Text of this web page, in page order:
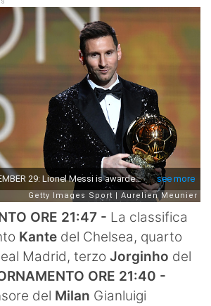
ORE 21:47 - La classifica
Kante del Chelsea, quarto
Madrid, terzo Jorginho del
ORE 21:40 -
del Milan Gianluigi